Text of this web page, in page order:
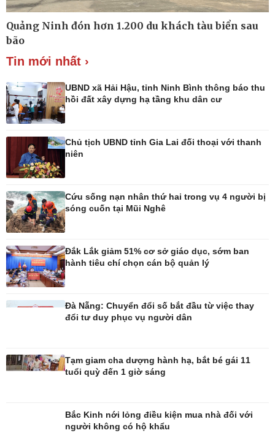
Ô tô - Xe máy
Ô tô
Xe máy
Tư vấn
Doanh nghiệp 24h
Dinh dưỡng - món ngon
Cây thuốc
Nam khoa
Làm đẹp - giảm cân
Quảng Ninh đón hơn 1.200 du khách tàu biển sau
bão
Tin mới nhất ›
UBND xã Hải Hậu, tỉnh Ninh Bình thông báo thu
hồi đất xây dựng hạ tầng khu dân cư
Chủ tịch UBND tỉnh Gia Lai đối thoại với thanh
niên
Cứu sống nạn nhân thứ hai trong vụ 4 người bị
sóng cuốn tại Mũi Nghê
Đắk Lắk giảm 51% cơ sở giáo dục, sớm ban
hành tiêu chí chọn cán bộ quản lý
Đà Nẵng: Chuyển đổi số bắt đầu từ việc thay
đổi tư duy phục vụ người dân
Tạm giam cha dượng hành hạ, bắt bé gái 11
tuổi quỳ đến 1 giờ sáng
Bắc Kinh nới lỏng điều kiện mua nhà đối với
người không có hộ khẩu